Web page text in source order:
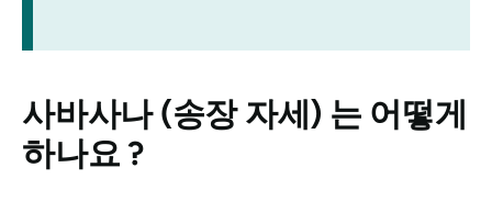
사바사나(송장 자세) 는 어떻게
하나요 ?